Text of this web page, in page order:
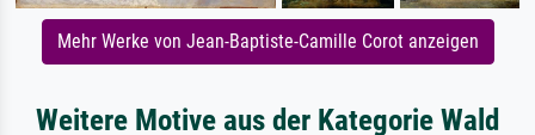
Mehr Werke von Jean-Baptiste-Camille Corot anzeigen
Weitere Motive aus der Kategorie Wald